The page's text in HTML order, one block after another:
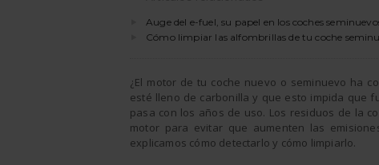
Auge del e-fuel, su papel en los coches
Cómo limpiar las alfombrillas de tu coche
¿El motor de tu coche nuevo o seminuevo ha
esté lleno de carbonilla y que esto impida que
pasa con los años de uso. Los residuos de la
motor para evitar que aumenten las
explicamos cómo detectarlo y cómo limpiarlo.